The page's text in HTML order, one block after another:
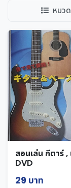
หมว
สอนเล่น กีตาร์ ,
DVD
29 บาท